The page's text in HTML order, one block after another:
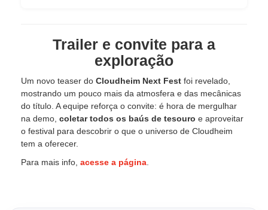
Trailer e convite para a
exploração
Um novo teaser do Cloudheim Next Fest foi revelado,
mostrando um pouco mais da atmosfera e das mecânicas
do título. A equipe reforça o convite: é hora de mergulhar
na demo, coletar todos os baús de tesouro e aproveitar
o festival para descobrir o que o universo de Cloudheim
tem a oferecer.
Para mais info, acesse a página